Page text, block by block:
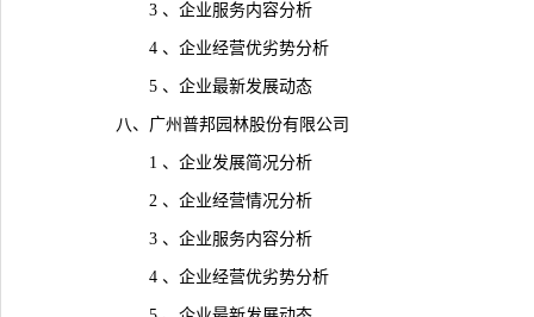
3 、企业服务内容分析
4 、企业经营优劣势分析
5 、企业最新发展动态
八、广州普邦园林股份有限公司
1 、企业发展简况分析
2 、企业经营情况分析
3 、企业服务内容分析
4 、企业经营优劣势分析